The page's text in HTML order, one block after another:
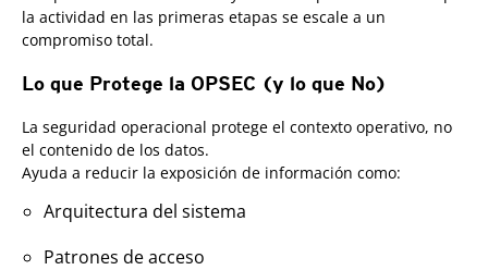
la actividad en las primeras etapas se escale a un
compromiso total.
Lo que Protege la OPSEC (y lo que No)
La seguridad operacional protege el contexto operativo, no
el contenido de los datos.
Ayuda a reducir la exposición de información como:
Arquitectura del sistema
Patrones de acceso